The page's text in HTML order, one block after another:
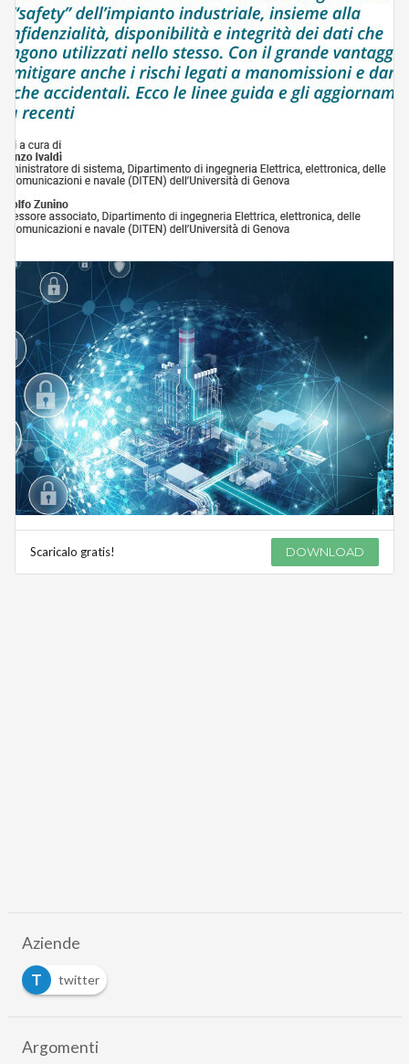
Scaricalo gratis! DOWNLOAD
Aziende
T
twitter
Argomenti